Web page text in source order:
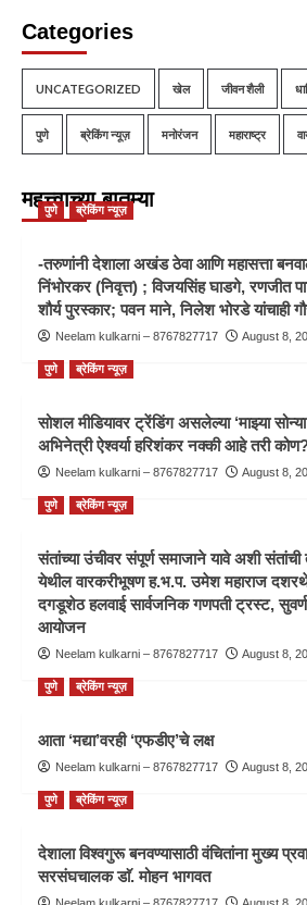
Categories
UNCATEGORIZED खेल जीवन शैली
पुणे ब्रेकिंग न्यूज़ मनोरंजन महाराष्ट्र
महत्त्वाच्या बातम्या
पुणे ब्रेकिंग न्यूज़
-तरुणांनी देशाला अखंड ठेवा आणि महासत्ता
निंभोरकर (निवृत्त) ; विजयसिंह घाडगे, रणजीत
शौर्य पुरस्कार; पवन माने, निलेश भोरडे यांचाही
Neelam kulkarni – 8767827717 August 8,
पुणे ब्रेकिंग न्यूज़
सोशल मीडियावर ट्रेंडिंग असलेल्या ‘माझ्या
अभिनेत्री ऐश्वर्या हरिशंकर नक्की आहे तरी
Neelam kulkarni – 8767827717 August 8,
पुणे ब्रेकिंग न्यूज़
संतांच्या उंचीवर संपूर्ण समाजाने यावे अशी
येथील वारकरीभूषण ह.भ.प. उमेश महाराज
दगडूशेठ हलवाई सार्वजनिक गणपती ट्रस्ट,
आयोजन
Neelam kulkarni – 8767827717 August 8,
पुणे ब्रेकिंग न्यूज़
आता ‘मद्या’वरही ‘एफडीए’चे लक्ष
Neelam kulkarni – 8767827717 August 8,
पुणे ब्रेकिंग न्यूज़
देशाला विश्वगुरू बनवण्यासाठी वंचितांना मुख्य
सरसंघचालक डाॅ. मोहन भागवत
Neelam kulkarni – 8767827717 August 8,